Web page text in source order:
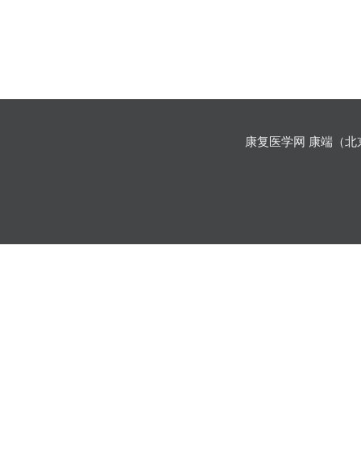
康复医学网 康端（